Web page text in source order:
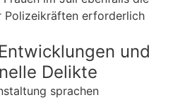
Polizeikräften erforderlich
und
Delikte
sprachen